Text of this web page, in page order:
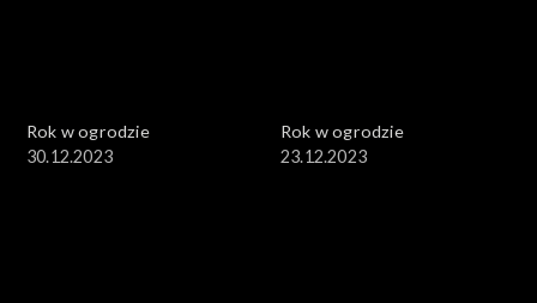
Rok w ogrodzie
30.12.2023
Rok w ogrodzie
23.12.2023